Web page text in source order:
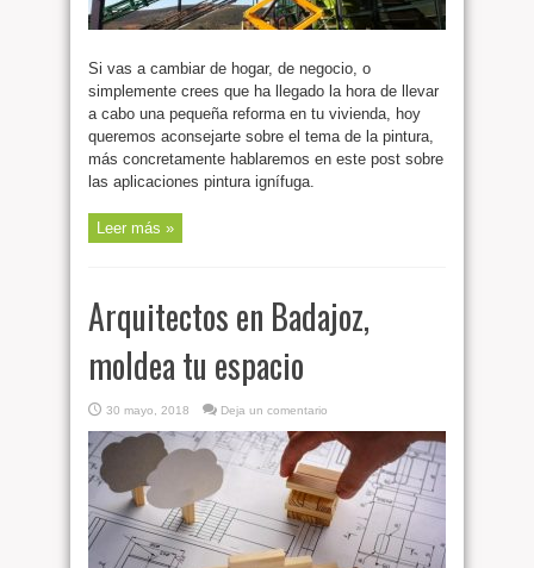
Si vas a cambiar de hogar, de negocio, o
simplemente crees que ha llegado la hora de llevar
a cabo una pequeña reforma en tu vivienda, hoy
queremos aconsejarte sobre el tema de la pintura,
más concretamente hablaremos en este post sobre
las aplicaciones pintura ignífuga.
Leer más »
Arquitectos en Badajoz,
moldea tu espacio
30 mayo, 2018 Deja un comentario